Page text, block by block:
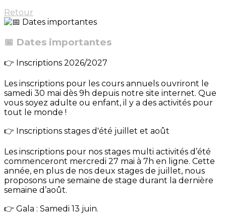
Retour
📅 Dates importantes
👉 Inscriptions 2026/2027
Les inscriptions pour les cours annuels ouvriront le
samedi 30 mai dès 9h depuis notre site internet. Que
vous soyez adulte ou enfant, il y a des activités pour
tout le monde !
👉 Inscriptions stages d'été juillet et août
Les inscriptions pour nos stages multi activités d’été
commenceront mercredi 27 mai à 7h en ligne. Cette
année, en plus de nos deux stages de juillet, nous
proposons une semaine de stage durant la dernière
semaine d’août.
👉 Gala : Samedi 13 juin.